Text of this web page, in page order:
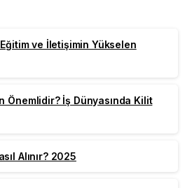
ve İletişimin Yükselen
Önemlidir? İş Dünyasında Kilit
Alınır? 2025